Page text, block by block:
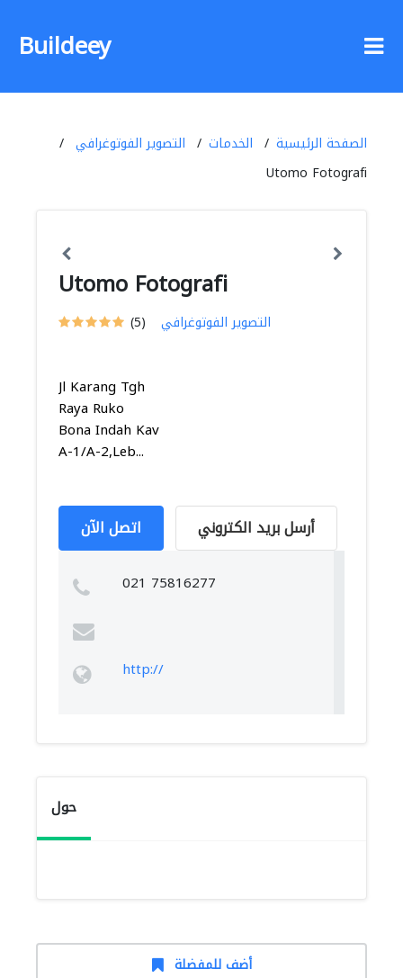
Buildeey
الصفحة الرئيسية الخدمات
التصوير الفوتوغرافي
Utomo Fotografi
Utomo Fotografi
(5) التصوير الفوتوغرافي
Jl Karang Tgh
Raya Ruko
Bona Indah Kav
A-1/A-2,Leb...
اتصل الآن أرسل بريد الكتروني
021 75816277
http://
حول
أضف للمفضلة